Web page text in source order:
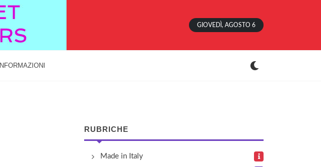
GIOVEDÌ, AGOSTO 6
INFORMAZIONI
RUBRICHE
Made in Italy